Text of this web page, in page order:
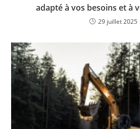
adapté à vos besoins et à
29 juillet 2025